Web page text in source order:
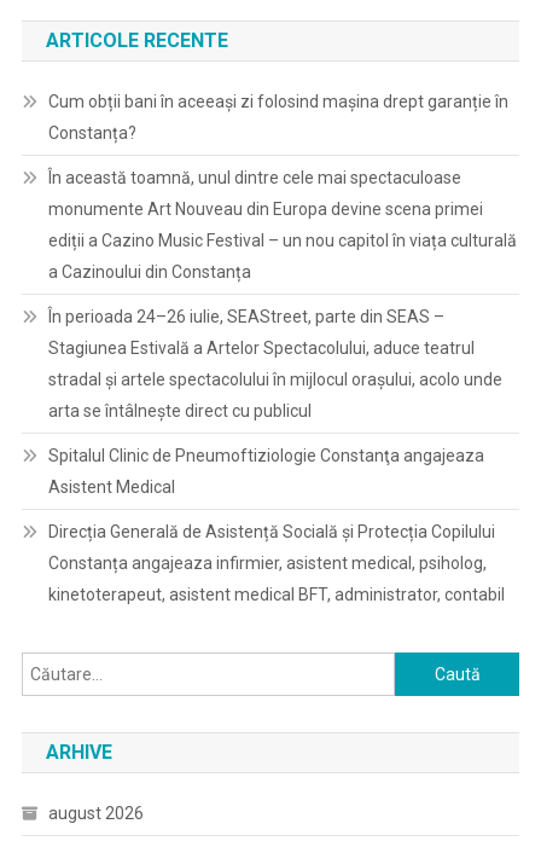
ARTICOLE RECENTE
Cum obții bani în aceeași zi folosind mașina drept garanție în
Constanța?
În această toamnă, unul dintre cele mai spectaculoase
monumente Art Nouveau din Europa devine scena primei
ediții a Cazino Music Festival – un nou capitol în viața culturală
a Cazinoului din Constanța
În perioada 24–26 iulie, SEAStreet, parte din SEAS –
Stagiunea Estivală a Artelor Spectacolului, aduce teatrul
stradal și artele spectacolului în mijlocul orașului, acolo unde
arta se întâlnește direct cu publicul
Spitalul Clinic de Pneumoftiziologie Constanţa angajeaza
Asistent Medical
Direcția Generală de Asistență Socială și Protecția Copilului
Constanța angajeaza infirmier, asistent medical, psiholog,
kinetoterapeut, asistent medical BFT, administrator, contabil
Caută
după:
ARHIVE
august 2026